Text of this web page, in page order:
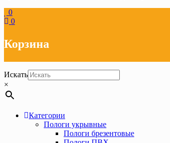
0
0
Корзина
Искать
×
Категории
Пологи укрывные
Пологи брезентовые